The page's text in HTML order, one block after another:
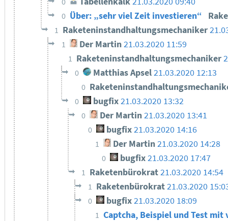
0 Über: „sehr viel Zeit investieren“
1 Raketeninstandhaltungsmechaniker
1 Der Martin21.03.2020 11:59
1 Raketeninstandhaltungsmechaniker
0 Matthias Apsel21.03.2020 12:13
0
0 bugfix21.03.2020 13:32
0 Der Martin21.03.2020 13:41
0 bugfix21.03.2020 14:16
1 Der Martin21.03.2020 14:28
0 bugfix 21.03.2020 17:47
1 Raketenbürokrat21.03.2020 14:54
1 Raketenbürokrat21.03.2020
0 bugfix21.03.2020 18:09
1 Captcha, Beispiel und Test